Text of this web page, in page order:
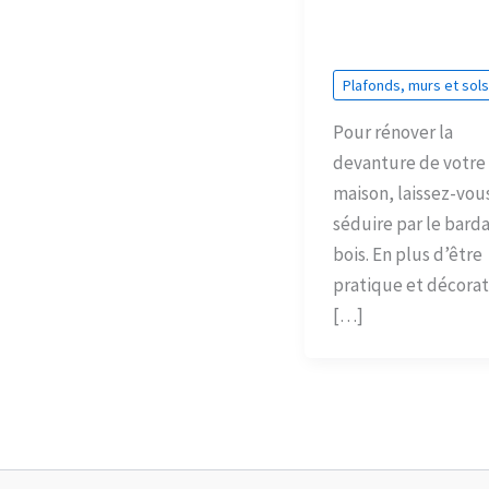
Plafonds, murs et sols
Pour rénover la
devanture de votre
maison, laissez-
séduire par le
bois. En plus d’être
pratique et
[…]